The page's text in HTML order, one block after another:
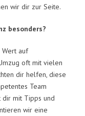
wir dir zur Seite.
besonders?
auf
oft mit vielen
dir helfen, diese
Team
dir mit Tipps und
wir eine